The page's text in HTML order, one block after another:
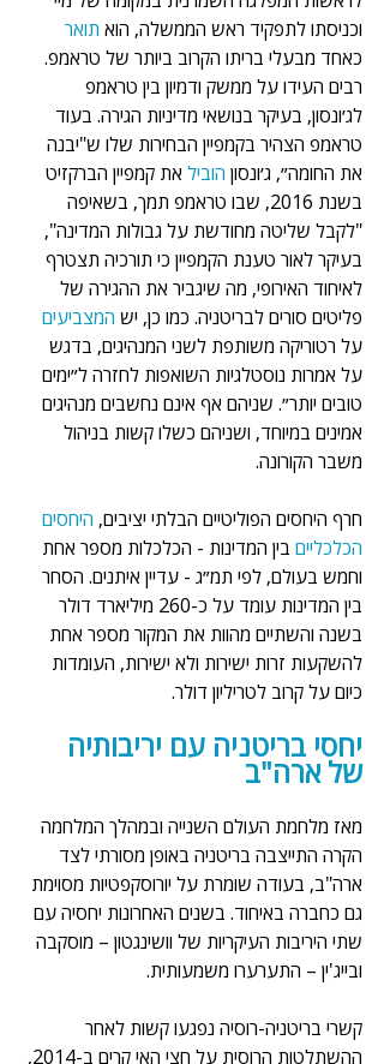
וכניסתו לתפקיד ראש הממשלה, הוא תואר
כאחד מבעלי בריתו הקרוב ביותר של טראמפ.
רבים העידו על ממשק ודמיון בין טראמפ
לג׳ונסון, בעיקר בנושאי מדיניות הגירה. בעוד
טראמפ הצהיר בקמפיין הבחירות שלו ש"יבנה
את החומה״, ג׳ונסון הוביל את קמפיין הברקזיט
בשנת 2016, שבו טראמפ תמך, בשאיפה
"לקבל שליטה מחודשת על גבולות המדינה",
בעיקר לאור טענת הקמפיין כי תורכיה תצטרף
לאיחוד האירופי, מה שיגביר את ההגירה של
פליטים סורים לבריטניה. כמו כן, יש המצביעים
על רטוריקה משותפת לשני המנהיגים, בדגש
על אמרות נוסטלגיות השואפות לחזרה ל״ימים
טובים יותר״. שניהם אף אינם נחשבים מנהיגים
אמינים במיוחד, ושניהם כשלו קשות בניהול
משבר הקורונה.
חרף היחסים הפוליטיים הבלתי יציבים, היחסים
הכלכליים בין המדינות - הכלכלות מספר אחת
וחמש בעולם, לפי תמ״ג - עדיין איתנים. הסחר
בין המדינות עומד על כ-260 מיליארד דולר
בשנה והשתיים מהוות את המקור מספר אחת
להשקעות זרות ישירות ולא ישירות, העומדות
כיום על קרוב לטריליון דולר.
יחסי בריטניה עם יריבותיה
של ארה"ב
מאז מלחמת העולם השנייה ובמהלך המלחמה
הקרה התייצבה בריטניה באופן מסורתי לצד
ארה"ב, בעודה שומרת על יורוסקפטיות מסוימת
גם כחברה באיחוד. בשנים האחרונות יחסיה עם
שתי היריבות העיקריות של וושינגטון – מוסקבה
ובייג'ין – התערערו משמעותית.
קשרי בריטניה-רוסיה נפגעו קשות לאחר
ההשתלטות הרוסית על חצי האי קרים ב-2014,